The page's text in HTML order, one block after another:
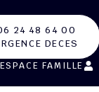
24 48 64 00
DECES
ESPACE FAMILLE